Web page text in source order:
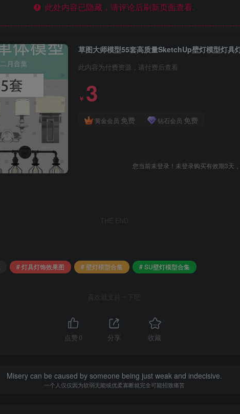
此处内容已隐藏，请评论后刷新页面查看.
草图大师模型55套高质量SketchUp壁灯模型灯具
此内容为付费资源，请付费后查看
￥ 3
黄金会员 免费 钻石会员 免费
您当前未登录！未登录购买有效期3天
THE END
# 灯具灯饰效果图 # 壁灯模型合集 # SU壁灯模型合集
喜欢就支持一下吧
点赞 0 分享 收藏
Misery can be caused by someone being just weak and indecisive.
一个人仅仅因为软弱无能或优柔寡断就完全可能招致痛苦